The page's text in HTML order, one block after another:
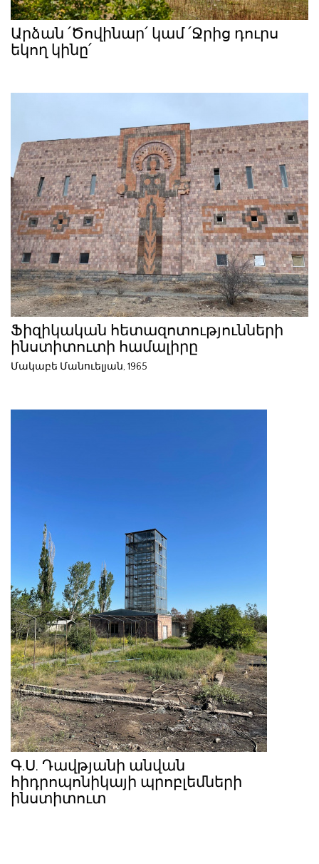
Արձան ՛Ծովինար՛ կամ ՛Ջրից դուրս
եկող կինը՛
Ֆիզիկական հետազոտությունների
ինստիտուտի համալիրը
Մակաբե Մանուելյան, 1965
Գ.Ս. Դավթյանի անվան
հիդրոպոնիկայի պրոբլեմների
ինստիտուտ